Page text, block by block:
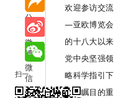
分
享
微
博
微
信
扫一
扫在
欢迎参访交
—亚欧博览会
的十八大以
党中央坚强
略科学指引
举世瞩目的